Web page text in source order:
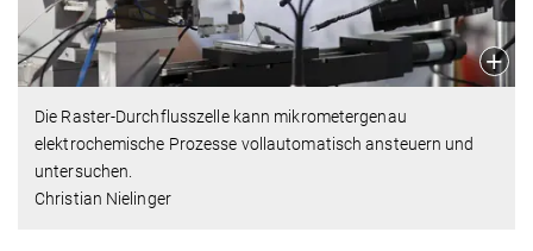
Die Raster-Durchflusszelle kann mikrometergenau
elektrochemische Prozesse vollautomatisch ansteuern und
untersuchen.
Christian Nielinger